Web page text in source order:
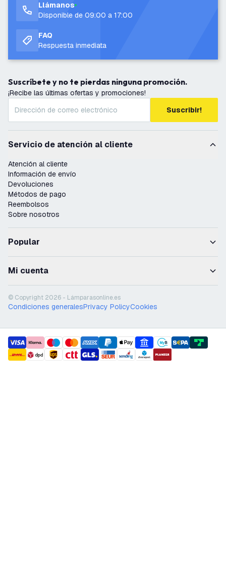
Llámanos
Disponible de 09:00 a 17:00
FAQ
Respuesta inmediata
Suscríbete y no te pierdas ninguna promoción.
¡Recibe las últimas ofertas y promociones!
Suscribir!
Servicio de atención al cliente
Atención al cliente
Información de envío
Devoluciones
Métodos de pago
Reembolsos
Sobre nosotros
Popular
Mi cuenta
© Copyright 2026 - Lámparasonline.es
Condiciones generalesPrivacy PolicyCookies
payment methods
shipment methods